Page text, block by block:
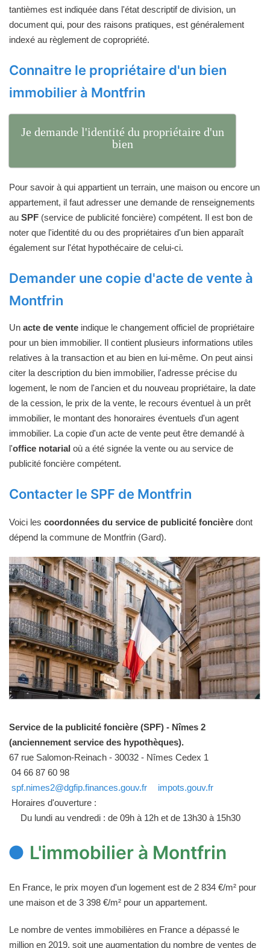
tantièmes est indiquée dans l'état descriptif de division, un
document qui, pour des raisons pratiques, est généralement
indexé au règlement de copropriété.
Connaitre le propriétaire d'un bien
immobilier à Montfrin
Je demande l'identité du propriétaire d'un
bien
Pour savoir à qui appartient un terrain, une maison ou encore un
appartement, il faut adresser une demande de renseignements
au SPF (service de publicité foncière) compétent. Il est bon de
noter que l'identité du ou des propriétaires d'un bien apparaît
également sur l'état hypothécaire de celui-ci.
Demander une copie d'acte de vente à
Montfrin
Un acte de vente indique le changement officiel de propriétaire
pour un bien immobilier. Il contient plusieurs informations utiles
relatives à la transaction et au bien en lui-même. On peut ainsi
citer la description du bien immobilier, l'adresse précise du
logement, le nom de l'ancien et du nouveau propriétaire, la date
de la cession, le prix de la vente, le recours éventuel à un prêt
immobilier, le montant des honoraires éventuels d'un agent
immobilier. La copie d'un acte de vente peut être demandé à
l'office notarial où a été signée la vente ou au service de
publicité foncière compétent.
Contacter le SPF de Montfrin
Voici les coordonnées du service de publicité foncière dont
dépend la commune de Montfrin (Gard).
Service de la publicité foncière (SPF) - Nîmes 2
(anciennement service des hypothèques).
67 rue Salomon-Reinach - 30032 - Nîmes Cedex 1
04 66 87 60 98
spf.nimes2@dgfip.finances.gouv.fr
impots.gouv.fr
Horaires d'ouverture :
Du lundi au vendredi : de 09h à 12h et de 13h30 à 15h30
L'immobilier à Montfrin
En France, le prix moyen d'un logement est de 2 834 €/m² pour
une maison et de 3 398 €/m² pour un appartement.
Le nombre de ventes immobilières en France a dépassé le
million en 2019, soit une augmentation du nombre de ventes de